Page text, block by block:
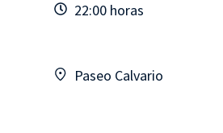
22:00 horas
Paseo Calvario